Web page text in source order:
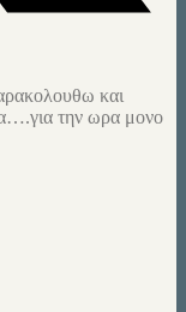
και
την ωρα μονο